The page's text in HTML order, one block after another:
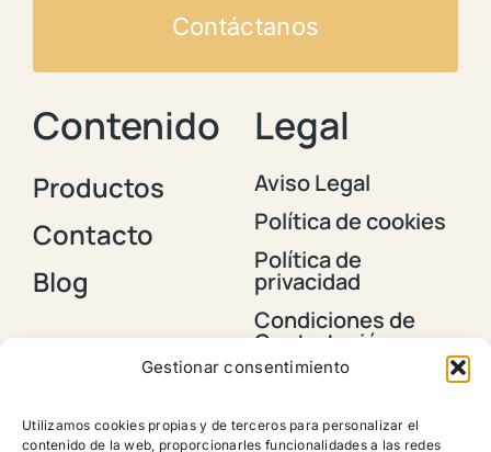
Gestionar consentimiento
Utilizamos cookies propias y de terceros para personalizar el
contenido de la web, proporcionarles funcionalidades a las redes
Contáctanos
Contenido
Productos
Contacto
Blog
Legal
Aviso Legal
Política de cookies
Política de
privacidad
Condiciones de
Contratación y
Envios
devoluciones,
reembolsos y